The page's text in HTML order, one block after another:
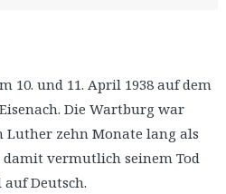
10. und 11. April 1938 auf dem
Die Wartburg war
zehn Monate lang als
damit vermutlich seinem Tod
Deutsch.